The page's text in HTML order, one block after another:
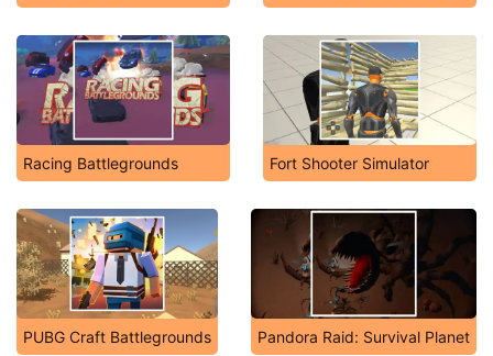
Racing Battlegrounds Fort Shooter Simulator
PUBG Craft Battlegrounds Pandora Raid: Survival Planet